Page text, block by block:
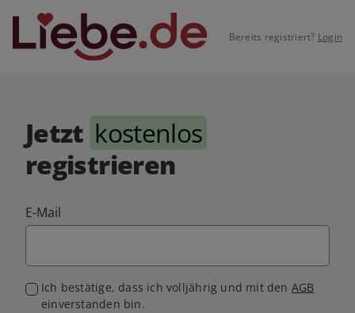
Bereits registriert? Login
Jetzt kostenlos
registrieren
E-Mail
Ich bestätige, dass ich volljährig und mit den AGB
einverstanden bin.